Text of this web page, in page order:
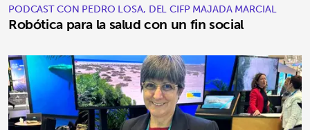
PODCAST CON PEDRO LOSA, DEL CIFP MAJADA MARCIAL
Robótica para la salud con un fin social